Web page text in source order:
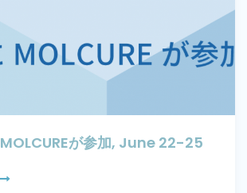
が参加, June 22-25